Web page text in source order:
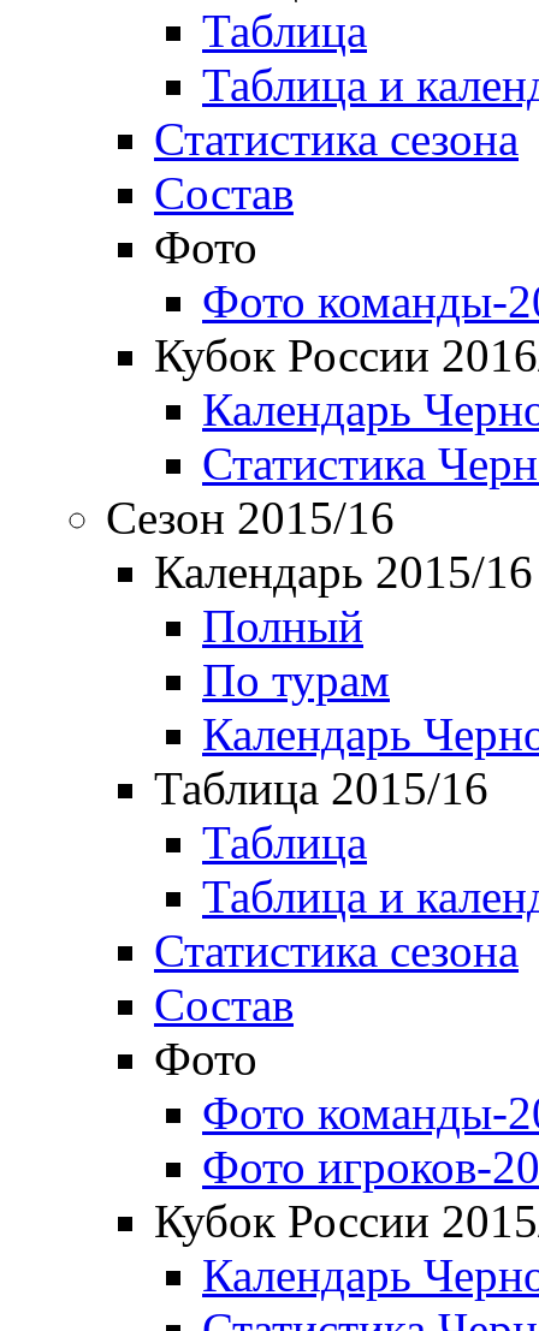
Таблица
Таблица и
Статистика сезона
Состав
Фото
Фото команды-
Кубок России
Календарь
Статистика
Сезон 2015/16
Календарь 2015/16
Полный
По турам
Календарь
Таблица 2015/16
Таблица
Таблица и
Статистика сезона
Состав
Фото
Фото команды-
Фото игроков-
Кубок России
Календарь